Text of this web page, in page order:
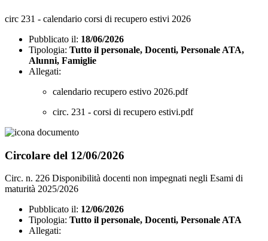
circ 231 - calendario corsi di recupero estivi 2026
Pubblicato il: 18/06/2026
Tipologia: Tutto il personale, Docenti, Personale ATA,
Alunni, Famiglie
Allegati:
calendario recupero estivo 2026.pdf
circ. 231 - corsi di recupero estivi.pdf
Circolare del 12/06/2026
Circ. n. 226 Disponibilità docenti non impegnati negli Esami di
maturità 2025/2026
Pubblicato il: 12/06/2026
Tipologia: Tutto il personale, Docenti, Personale ATA
Allegati: